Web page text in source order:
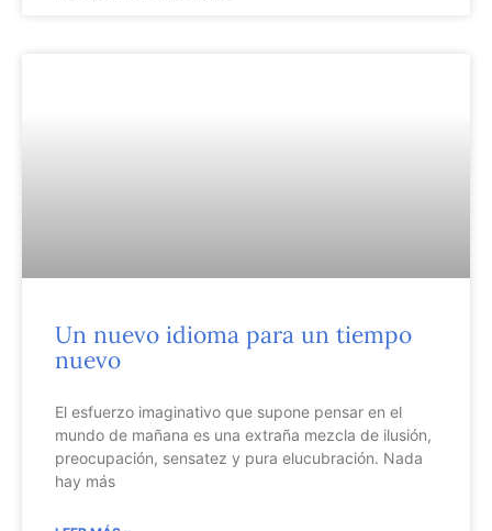
Un nuevo idioma para un tiempo
nuevo
El esfuerzo imaginativo que supone pensar en el
mundo de mañana es una extraña mezcla de ilusión,
preocupación, sensatez y pura elucubración. Nada
hay más